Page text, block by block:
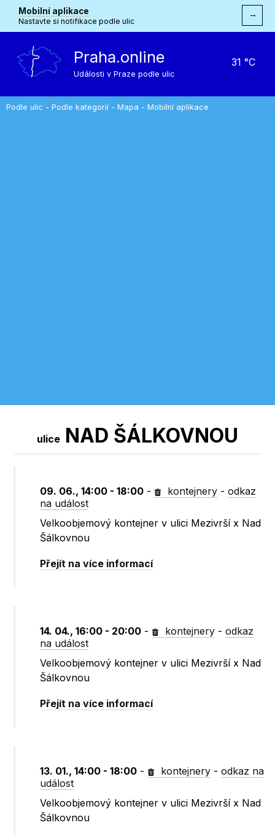
Mobilní aplikace
Nastavte si notifikace podle ulic
→
Praha.online
Události v Praze podle ulic
31 °C
Podle ulic - Podle kategorií - Mapa - Mobilní aplikace
ulice NAD ŠÁLKOVNOU
09. 06., 14:00 - 18:00 - kontejnery -odkaz
na událost
Velkoobjemový kontejner v ulici Mezivrší x Nad
Šálkovnou
Přejít na více informací
14. 04., 16:00 - 20:00 - kontejnery -odkaz
na událost
Velkoobjemový kontejner v ulici Mezivrší x Nad
Šálkovnou
Přejít na více informací
13. 01., 14:00 - 18:00 - kontejnery -odkaz na
událost
Velkoobjemový kontejner v ulici Mezivrší x Nad
Šálkovnou